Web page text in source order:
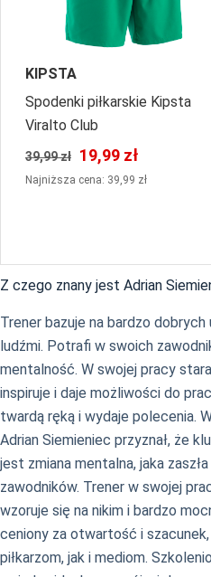
KIPSTA
Spodenki piłkarskie Kipsta
Viralto Club
39,99 zł 19,99 zł
Najniższa cena: 39,99 zł
Z czego znany jest Adrian
Trener bazuje na bardzo
ludźmi. Potrafi w swoich
mentalność. W swojej pracy
inspiruje i daje możliwości do
twardą ręką i wydaje polecenia.
Adrian Siemieniec przyznał, że
jest zmiana mentalna, jaka
zawodników. Trener w swojej
wzoruje się na nikim i bardzo
ceniony za otwartość i
piłkarzom, jak i mediom.